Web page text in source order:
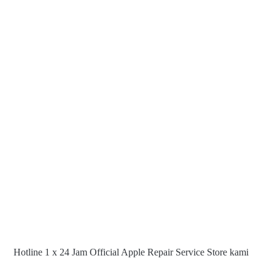
Hotline 1 x 24 Jam Official Apple Repair Service Store kami